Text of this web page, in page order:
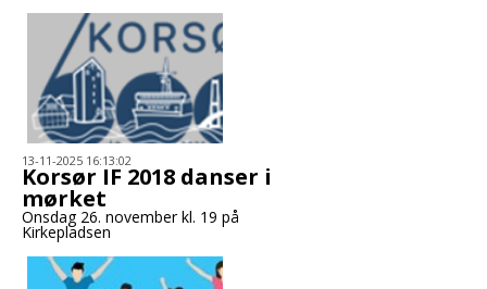
13-11-2025 16:13:02
Korsør IF 2018 danser i
mørket
Onsdag 26. november kl. 19 på
Kirkepladsen